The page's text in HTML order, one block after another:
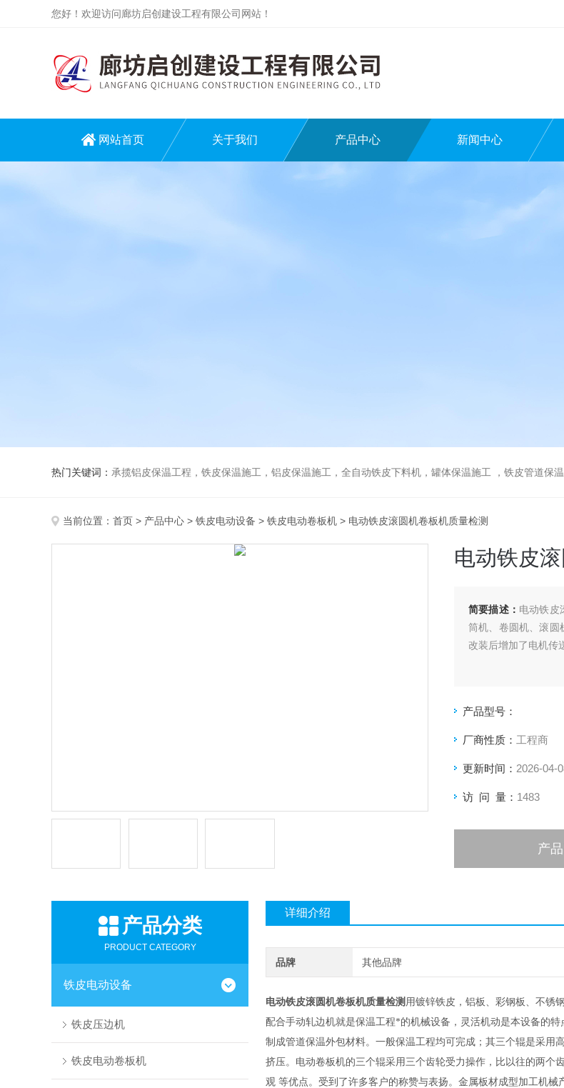
您好！欢迎访问廊坊启创建设工程有限公司网站！
网站首页 关于我们 产品中心 新闻中心
热门关键词： 承揽铝皮保温工程，铁皮保温施工，铝皮保温施工，全自动铁皮下料机，罐体保温施工 ，铁皮管道保
当前位置： 首页 > 产品中心 > 铁皮电动设备 > 铁皮电动卷板机 > 电动铁皮滚圆机卷板机质量检测
电动铁皮
简要描述： 电动铁皮
筒机、卷圆机、滚圆
改装后增加了电机传
产品型号：
厂商性质： 工程商
更新时间： 2026-04-
访 问 量： 1483
产
产品分类
PRODUCT CATEGORY
铁皮电动设备
铁皮压边机
铁皮电动卷板机
详细介绍
品牌 其他品牌
电动铁皮滚圆机卷板机质量检测 用镀锌铁皮，铝板、彩钢板、不锈
配合手动轧边机就是保温工程*的机械设备，灵活机动是本设备的
制成管道保温外包材料。一般保温工程均可完成；其三个辊是采用
挤压。电动卷板机的三个辊采用三个齿轮受力操作，比以往的两个
观 等优点。受到了许多客户的称赞与表扬。金属板材成型加工机